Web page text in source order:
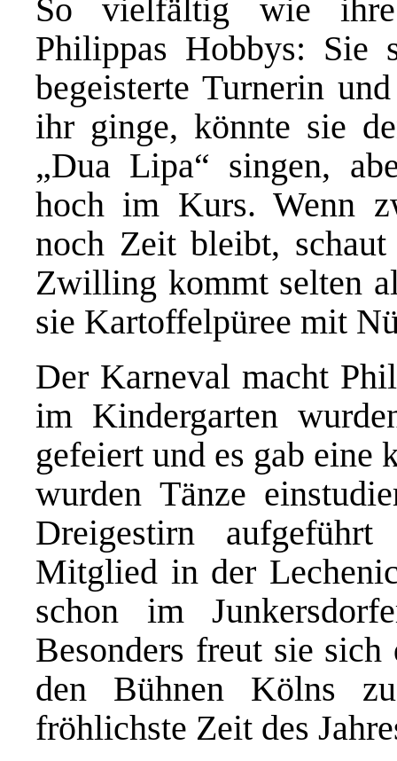
So vielfältig wie
Philippas Hobbys: Sie
begeisterte Turnerin
ihr ginge, könnte sie
„Dua Lipa“ singen,
hoch im Kurs. Wenn
noch Zeit bleibt,
Zwilling kommt selten
sie Kartoffelpüree mit
Der Karneval macht
im Kindergarten
gefeiert und es gab eine
wurden Tänze
Dreigestirn
Mitglied in der
schon im
Besonders freut sie
den Bühnen Kölns
fröhlichste Zeit des